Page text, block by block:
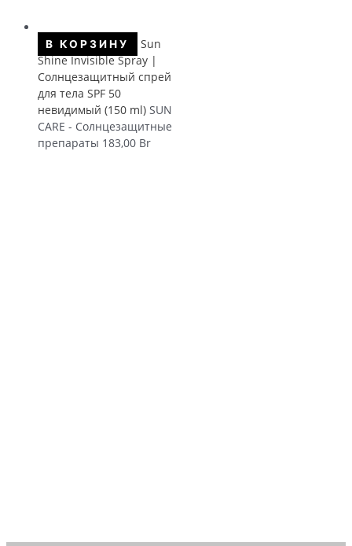
В КОРЗИНУ
Sun
Shine Invisible Spray |
Солнцезащитный спрей
для тела SPF 50
невидимый (150 ml) SUN
CARE - Солнцезащитные
препараты 183,00 Br